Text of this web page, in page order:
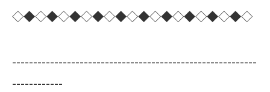
◇◆◇◆◇◆◇◆◇◆◇◆◇◆◇◆◇◆◇◆◇
----------------------------------------------------------
------------